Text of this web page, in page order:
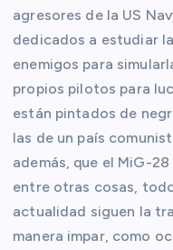
agresores de la US
dedicados a estudiar
enemigos para
propios pilotos para
están pintados de
las de un país
además, que el MiG-
entre otras cosas,
actualidad siguen la
manera impar, como